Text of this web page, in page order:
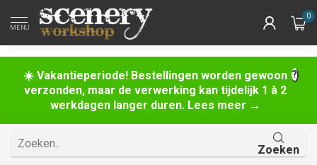
☀️ Vakantieperiode! Bestellingen worden gewoon
verzonden, maar de verwerking kan tijdelijk 1 à 2
werkdagen langer duren. Lees meer →
MENU
0
Zoeken